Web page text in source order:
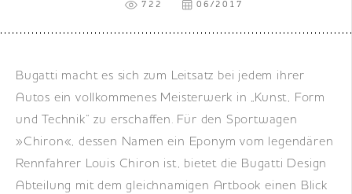
722 06/2017
Bugatti macht es sich zum Leitsatz bei jedem ihrer
Autos ein vollkommenes Meisterwerk in „Kunst, Form
und Technik“ zu erschaffen. Für den Sportwagen
»Chiron«, dessen Namen ein Eponym vom legendären
Rennfahrer Louis Chiron ist, bietet die Bugatti Design
Abteilung mit dem gleichnamigen Artbook einen Blick